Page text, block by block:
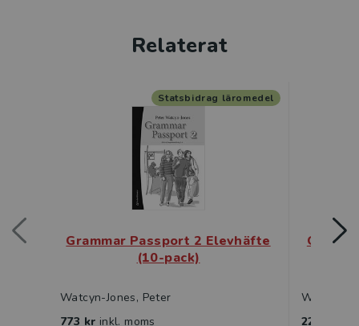
Relaterat
Grammar Passport 2 Elevhäfte
(10-pack)
Watcyn-Jones, Peter
773 kr inkl. moms
Statsbidrag läromedel
Watcyn-
229 kr